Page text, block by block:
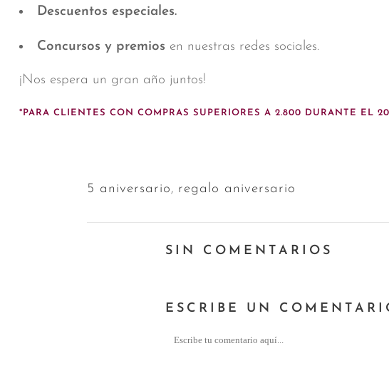
Descuentos especiales.
Concursos y premios en nuestras redes sociales.
¡Nos espera un gran año juntos!
*PARA CLIENTES CON COMPRAS SUPERIORES A 2.800 DURANTE EL
5 aniversario, regalo aniversario
SIN COMENTARIOS
ESCRIBE UN